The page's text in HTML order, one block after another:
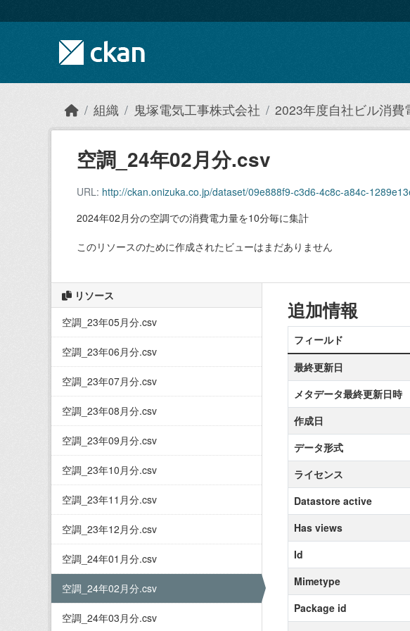
組織 鬼塚電気工事株式会社 2023年度自社ビル消費
空調_24年02月分.csv
URL: http://ckan.onizuka.co.jp/dataset/09e888f9-c3d6-4c8c-a84c-
2024年02月分の空調での消費電力量を10分毎に集計
このリソースのために作成されたビューはまだありません
リソース
空調_23年05月分.csv
空調_23年06月分.csv
空調_23年07月分.csv
空調_23年08月分.csv
空調_23年09月分.csv
空調_23年10月分.csv
空調_23年11月分.csv
空調_23年12月分.csv
空調_24年01月分.csv
空調_24年02月分.csv
空調_24年03月分.csv
追加情報
フィールド
最終更新日
メタデータ最終更新日時
作成日
データ形式
ライセンス
Datastore active
Has views
Id
Mimetype
Package id